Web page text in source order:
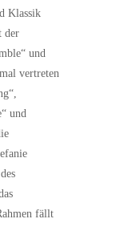
Klassik
der
und
vertreten
und
fällt